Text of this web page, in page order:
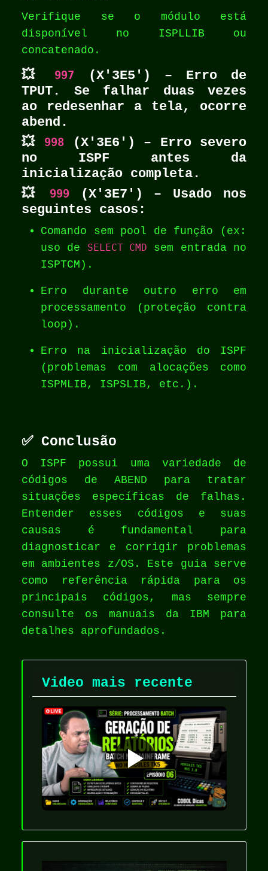
Verifique se o módulo está
disponível no ISPLLIB ou
concatenado.
💥 997
(X'3E5') – Erro de
TPUT. Se falhar duas vezes
ao redesenhar a tela, ocorre
abend.
💥
998 (X'3E6') – Erro severo
no ISPF antes da
inicialização completa.
💥
999(X'3E7') – Usado nos
seguintes casos:
Comando sem pool de função (ex:
uso de SELECT CMD sem entrada no
ISPTCM).
Erro durante outro erro em
processamento (proteção contra
loop).
Erro na inicialização do ISPF
(problemas com alocações como
ISPMLIB, ISPSLIB, etc.).
✅ Conclusão
O ISPF possui uma variedade de
códigos de ABEND para tratar
situações específicas de falhas.
Entender esses códigos e suas
causas é fundamental para
diagnosticar e corrigir problemas
em ambientes z/OS. Este guia serve
como referência rápida para os
principais códigos, mas sempre
consulte os manuais da IBM para
detalhes aprofundados.
Video mais recente